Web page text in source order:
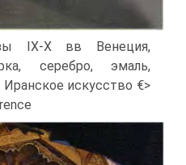
IX-X вв Венеция,
серебро, эмаль,
искусство €>